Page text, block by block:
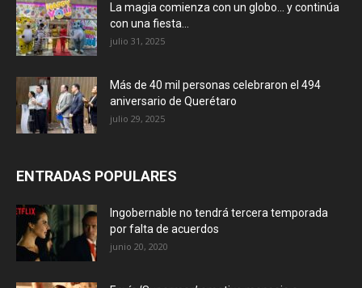
La magia comienza con un globo… y continúa
con una fiesta...
julio 31, 2025
Más de 40 mil personas celebraron el 494
aniversario de Querétaro
julio 29, 2025
ENTRADAS POPULARES
Ingobernable no tendrá tercera temporada
por falta de acuerdos
junio 20, 2020